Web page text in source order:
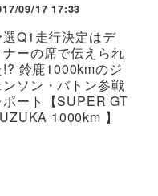
09/17 17:33
選Q1走行決定はデ
ナーの席で伝えられ
!? 鈴鹿1000kmのジ
ンソン・バトン参戦
ポート【SUPER GT
1000km 】